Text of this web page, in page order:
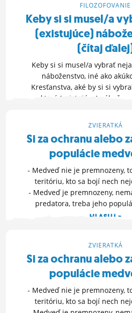
FILOZOFOVANIE
Keby si si musel/a
(existujúce)
(čítaj
Keby si si musel/a vybrať
náboženstvo, iné ako
Kresťanstva, aké by si si
ktoré (existujúce)
nevybral/a a PREČO?
6. 8. 2022 17:09
ZVIERATKÁ
Si za ochranu alebo
populácie
- Medveď nie je premnozeny,
teritóriu, kto sa bojí nech
- Medveď je premnozeny,
predatora, treba jeho
HLASUJ »
ZVIERATKÁ
Si za ochranu alebo
populácie
- Medveď nie je premnozeny,
teritóriu, kto sa bojí nech